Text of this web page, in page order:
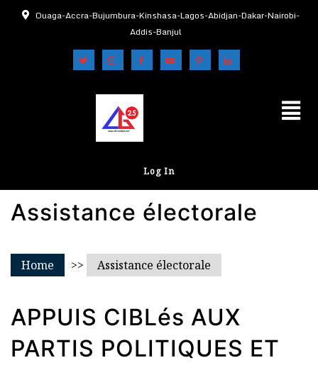
Ouaga-Accra-Bujumbura-Kinshasa-Lagos-Abidjan-Dakar-Nairobi-
Addis-Banjul
Log In
Assistance électorale
Home >> Assistance électorale
APPUIS CIBLés AUX
PARTIS POLITIQUES ET